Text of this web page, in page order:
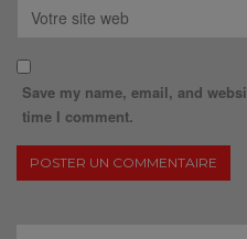
Save my name, email, and
time I comment.